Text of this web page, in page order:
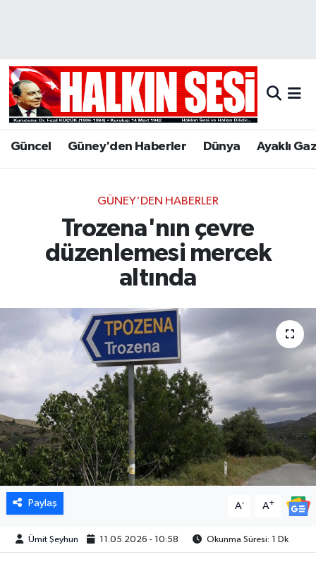
Güncel Güney'den Haberler Dünya Ayaklı
GÜNEY'DEN HABERLER
Trozena'nın çevre
düzenlemesi mercek
altında
Paylaş A- A+
Ümit Şeyhun 11.05.2026 - 10:58 Okunma Süresi: 1 Dk
Hava Durumu
Trafik Durumu
Tüm Manşetler
Son Dakika Haberleri